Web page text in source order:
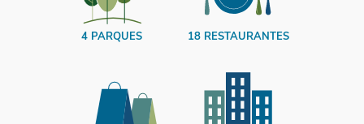
4 PARQUES 18 RESTAURANTES